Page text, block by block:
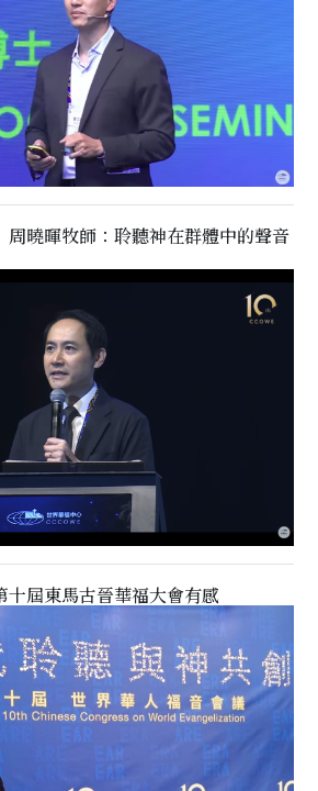
周曉暉牧師：聆聽神在群體中的聲音
十屆東馬古晉華福大會有感